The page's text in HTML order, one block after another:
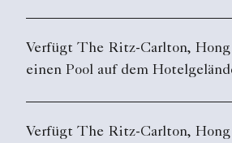
Verfügt The Ritz-Carlton,
einen Pool auf dem
Verfügt The Ritz-Carlton,